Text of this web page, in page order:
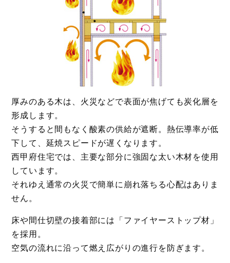
厚みのある木は、火災などで表面が焦げても炭化層を
形成します。
そうすると間もなく酸素の供給が遮断。熱伝導率が低
下して、延焼スピードが遅くなります。
西甲府住宅では、主要な部分に強固な太い木材を使用
しています。
それゆえ通常の火災で簡単に崩れ落ちる心配はありま
せん。
床や間仕切壁の接着部には「ファイヤーストップ材」
を採用。
空気の流れに沿って燃え広がりの進行を防ぎます。